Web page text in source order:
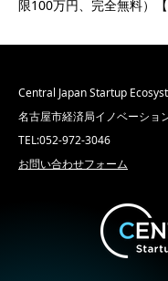
限100万円、完全無料）
Central Japan Startup
名古屋市経済局イノベーショ
TEL:052-972-3046
お問い合わせフォーム